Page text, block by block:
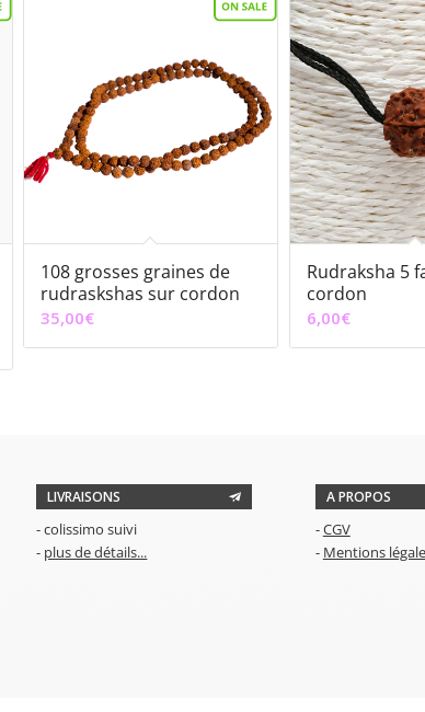
108 grosses graines de
rudraskshas sur cordon
35,00€
Rudraksha 5
cordon
6,00€
LIVRAISONS
- colissimo suivi
- plus de détails...
A PROPOS
-CGV
- Mentions